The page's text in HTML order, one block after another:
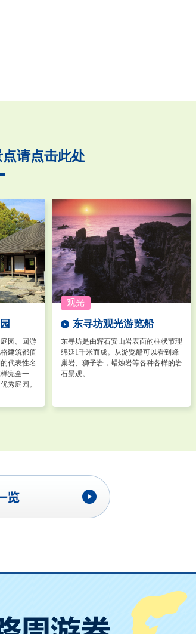
请点击此处
园。回游
建筑都值
代表性名
完全一
秀庭园。
东寻坊观光游览船
东寻坊是由辉石安山岩表面的柱状节理
绵延1千米而成。从游览船可以看到蜂
巢岩、狮子岩，蜡烛岩等各种各样的岩
石景观。